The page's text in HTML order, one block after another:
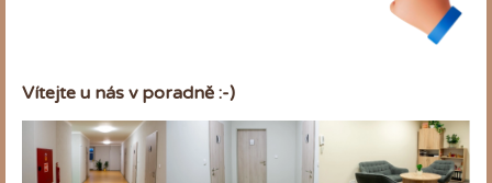
Vítejte u nás v poradně :-)